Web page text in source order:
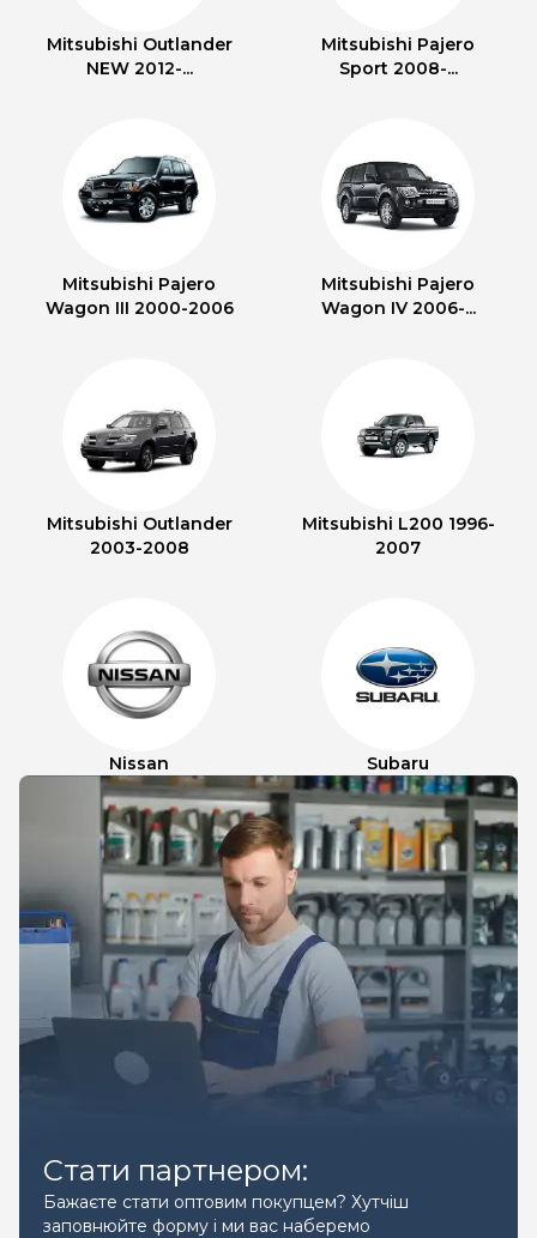
Mitsubishi Outlander
NEW 2012-...
Mitsubishi Pajero
Sport 2008-...
Mitsubishi Pajero
Wagon III 2000-2006
Mitsubishi Pajero
Wagon IV 2006-...
Mitsubishi Outlander
2003-2008
Mitsubishi L200 1996-
2007
Nissan Subaru
Стати партнером:
Бажаєте стати оптовим покупцем? Хутчіш
заповнюйте форму і ми вас наберемо